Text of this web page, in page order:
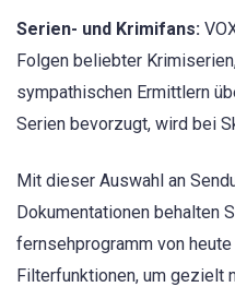
Serien- und Krimifans:
Folgen beliebter
sympathischen Ermittlern
Serien bevorzugt, wird bei
Mit dieser Auswahl an
Dokumentationen behalten
fernsehprogramm von
Filterfunktionen, um gezielt